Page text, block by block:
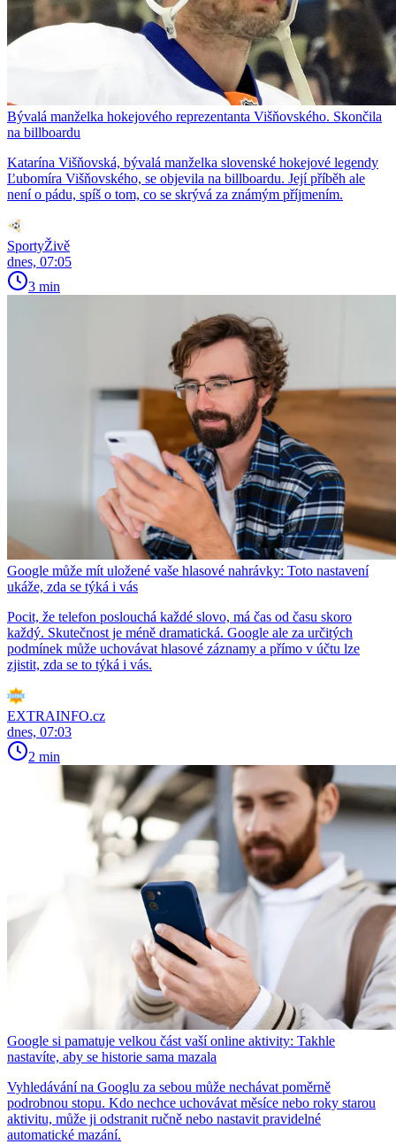
Bývalá manželka hokejového reprezentanta Višňovského. Skončila
na billboardu
Katarína Višňovská, bývalá manželka slovenské hokejové legendy
Ľubomíra Višňovského, se objevila na billboardu. Její příběh ale
není o pádu, spíš o tom, co se skrývá za známým příjmením.
SportyŽivě
dnes, 07:05
3 min
Google může mít uložené vaše hlasové nahrávky: Toto nastavení
ukáže, zda se týká i vás
Pocit, že telefon poslouchá každé slovo, má čas od času skoro
každý. Skutečnost je méně dramatická. Google ale za určitých
podmínek může uchovávat hlasové záznamy a přímo v účtu lze
zjistit, zda se to týká i vás.
EXTRAINFO.cz
dnes, 07:03
2 min
Google si pamatuje velkou část vaší online aktivity: Takhle
nastavíte, aby se historie sama mazala
Vyhledávání na Googlu za sebou může nechávat poměrně
podrobnou stopu. Kdo nechce uchovávat měsíce nebo roky starou
aktivitu, může ji odstranit ručně nebo nastavit pravidelné
automatické mazání.